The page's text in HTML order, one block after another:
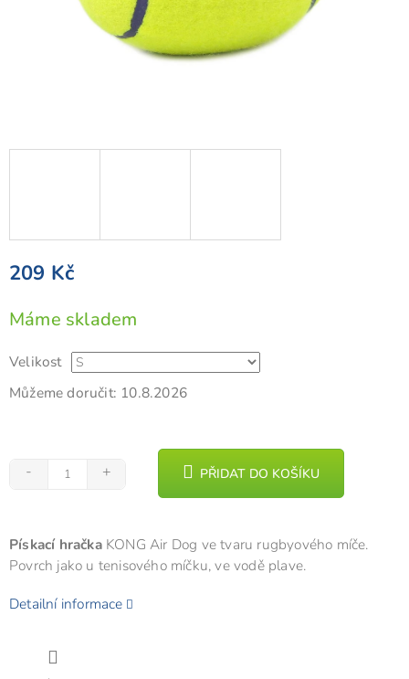
209 Kč
Měrná
cena:
Máme skladem
Velikost
Můžeme doručit: 10.8.2026
PŘIDAT DO KOŠÍKU
Pískací hračkaKONG Air Dog ve tvaru rugbyového míče.
Povrch jako u tenisového míčku, ve vodě plave.
Detailní informace